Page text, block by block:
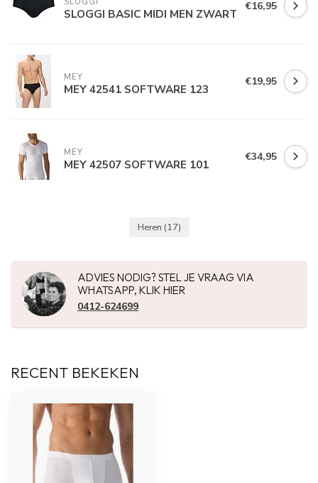
SLOGGI BASIC MIDI MEN ZWART €16,95
MEY
MEY 42541 SOFTWARE 123 €19,95
MEY
MEY 42507 SOFTWARE 101 €34,95
Heren (17)
ADVIES NODIG? STEL JE VRAAG VIA
WHATSAPP, KLIK HIER
0412-624699
RECENT BEKEKEN